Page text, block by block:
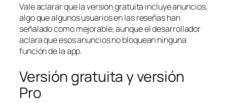
Vale aclarar que la versión gratuita incluye anuncios,
algo que algunos usuarios en las reseñas han
señalado como mejorable, aunque el desarrollador
aclara que esos anuncios no bloquean ninguna
función de la app.
Versión gratuita y versión
Pro